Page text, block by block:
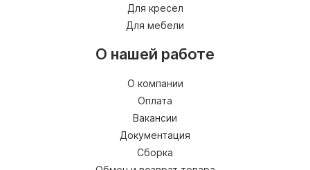
Для кресел
Для мебели
О нашей работе
О компании
Оплата
Вакансии
Документация
Сборка